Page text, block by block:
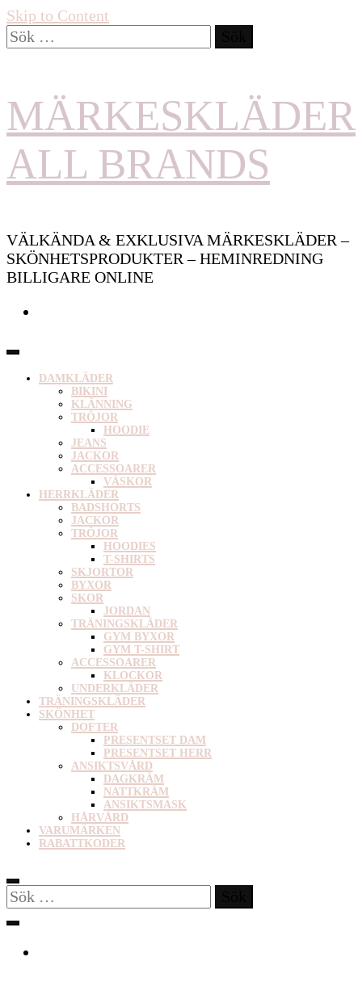
Skip to Content
Sök
efter:
MÄRKESKLÄDER
ALL BRANDS
VÄLKÄNDA & EXKLUSIVA MÄRKESKLÄDER –
SKÖNHETSPRODUKTER – HEMINREDNING
BILLIGARE ONLINE
DAMKLÄDER
BIKINI
KLÄNNING
TRÖJOR
HOODIE
JEANS
JACKOR
ACCESSOARER
VÄSKOR
HERRKLÄDER
BADSHORTS
JACKOR
TRÖJOR
HOODIES
T-SHIRTS
SKJORTOR
BYXOR
SKOR
JORDAN
TRÄNINGSKLÄDER
GYM BYXOR
GYM T-SHIRT
ACCESSOARER
KLOCKOR
UNDERKLÄDER
TRÄNINGSKLÄDER
SKÖNHET
DOFTER
PRESENTSET DAM
PRESENTSET HERR
ANSIKTSVÅRD
DAGKRÄM
NATTKRÄM
ANSIKTSMASK
HÅRVÅRD
VARUMÄRKEN
RABATTKODER
Sök
efter: